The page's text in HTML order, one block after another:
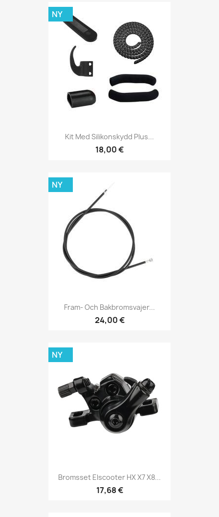
Kit Med Silikonskydd Plus...
18,00 €
NY
Fram- Och Bakbromsvajer...
24,00 €
NY
Bromsset Elscooter HX X7 X8...
17,68 €
NY